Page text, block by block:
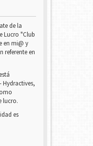
de la
Lucro "Club
en mi@ y
referente en
Hydractives,
lucro.
es